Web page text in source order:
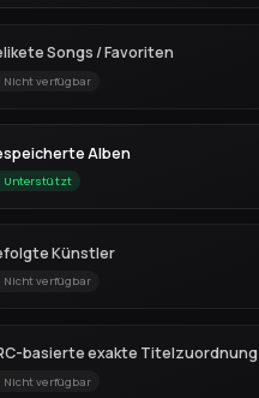
Songs / Favoriten
Nicht verfügbar
Alben
Unterstützt
Künstler
Nicht verfügbar
basierte exakte Titelzuordnung
Nicht verfügbar